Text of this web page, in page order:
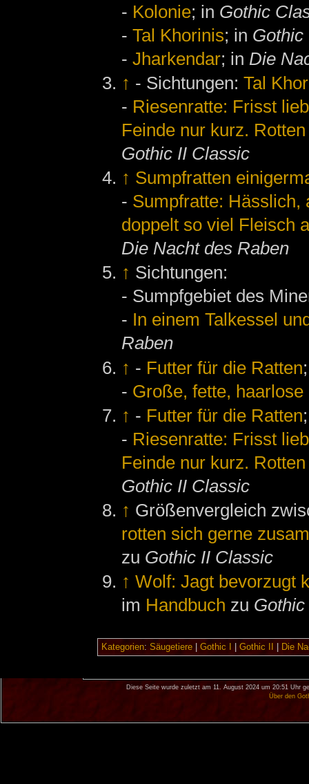
- Kolonie; in Gothic
-Tal Khorinis; in Gothic
-Jharkendar; in Die
↑ - Sichtungen:Tal
- Riesenratte: Frisst
Feinde nur kurz.
Gothic II Classic
↑ Sumpfratten
- Sumpfratte: Hässlich,
doppelt so viel Fleisch
Die Nacht des Raben
↑ Sichtungen:
- Sumpfgebiet des
- In einem Talkessel
Raben
↑ - Futter für die Ratten
- Große, fette, haarlose
↑ - Futter für die Ratten
- Riesenratte: Frisst
Feinde nur kurz.
Gothic II Classic
↑ Größenvergleich
rotten sich gerne
zu Gothic II Classic
↑ Wolf: Jagt bevorzugt
im Handbuch zu
Kategorien: Säugetiere| Gothic I Gothic II Die
Diese Seite wurde zuletzt am 11. August 2024 um 20:51 Uhr
Über den